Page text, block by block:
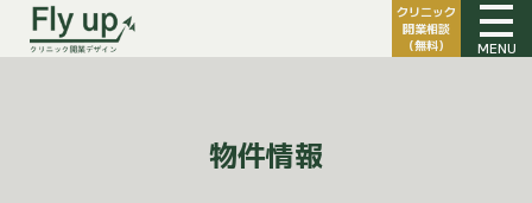
クリニック
開業相談
（無料）
MENU
物件情報